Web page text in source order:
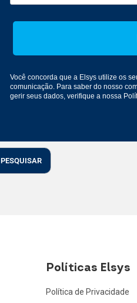
Você concorda que a Elsys utilize os
comunicação . Para saber do nosso
gerir seus dados, verifique a nossa
PESQUISAR
Políticas Elsys
Política de Privacidade